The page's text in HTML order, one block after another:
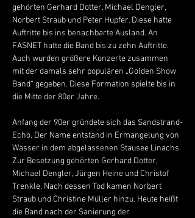
gehörten Gerhard Dotter, Michael Dengler,
Norbert Straub und Peter Hupfer. Diese hatte
Auftritte bis ins benachbarte Ausland. An
FASNET hatte die Band bis zu zehn Auftritte.
Auch wurden größere Konzerte zusammen
mit der damals sehr populären „Golden Show
Band“ gegeben. Diese Formation spielte bis in
die Mitte der 80er Jahre.
Anfang der 90er gründete sich das Sandstrand-
Echo. Der Name entstand in Ermangelung von
Wasser in dem abgelassenen Stausee Linachs.
Zur Besetzung gehörten Gerhard Dotter,
Michael Dengler, Jürgen Heine und Christof
Trenkle. Nach dessen Tod kamen Norbert
Straub und Christine Müller hinzu. Heute heißt
die Band nach der Sanierung der